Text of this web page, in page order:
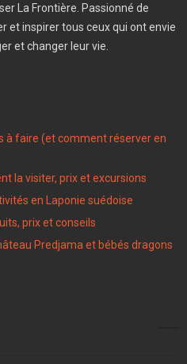
La Frontière. Passionné de
et inspirer tous ceux qui ont envie
et changer leur vie.
à faire (et comment réserver en
la visiter, prix et excursions
en Laponie suédoise
prix et conseils
Predjama et bébés dragons